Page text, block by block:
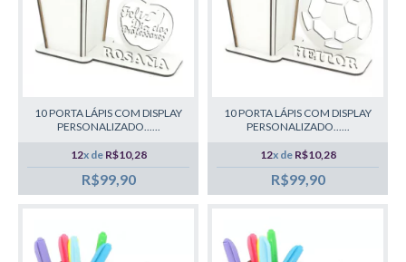
10 PORTA LÁPIS COM DISPLAY
PERSONALIZADO......
12x de R$10,28
R$99,90
10 PORTA LÁPIS COM DISPLAY
PERSONALIZADO......
12x de R$10,28
R$99,90